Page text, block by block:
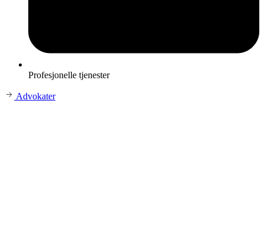
Profesjonelle tjenester
Advokater